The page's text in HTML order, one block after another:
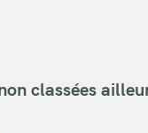
classées